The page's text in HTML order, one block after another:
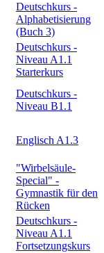
Deutschkurs -
Alphabetisierung
(Buch 3)
Deutschkurs -
Niveau A1.1
Starterkurs
Deutschkurs -
Niveau B1.1
Englisch A1.3
"Wirbelsäule-
Special" -
Gymnastik für den
Rücken
Deutschkurs -
Niveau A1.1
Fortsetzungskurs